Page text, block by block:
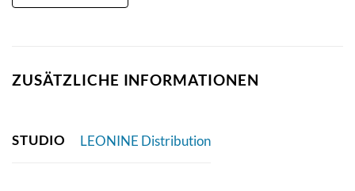
ZUSÄTZLICHE INFORMATIONEN
STUDIO LEONINE Distribution